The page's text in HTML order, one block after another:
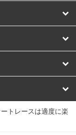
宇都宮競輪場
トレースは適度に楽